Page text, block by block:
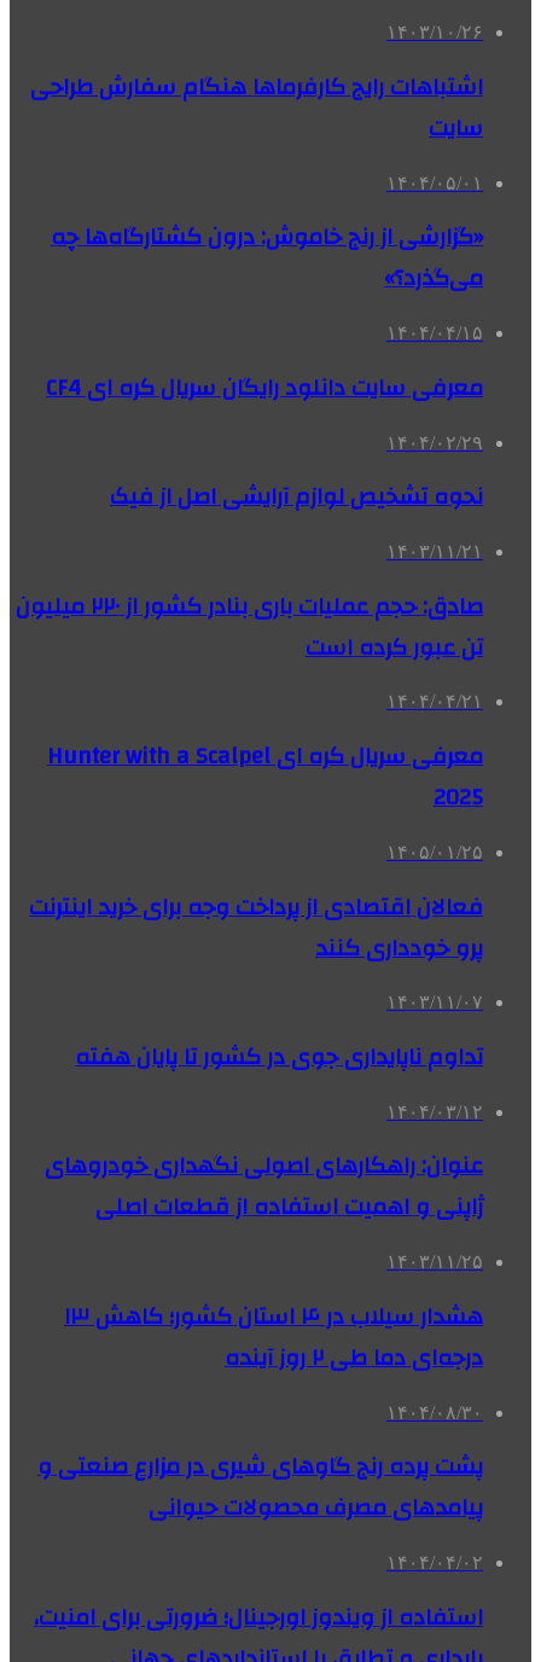
۱۴۰۳/۱۰/۲۶
اشتباهات رایج کارفرماها هنگام سفارش طراحی
سایت
۱۴۰۴/۰۵/۰۱
«گزارشی از رنج خاموش: درون کشتارگاه‌ها چه
می‌گذرد؟»
۱۴۰۴/۰۴/۱۵
معرفی سایت دانلود رایگان سریال کره ای CF4
۱۴۰۴/۰۲/۲۹
نحوه تشخیص لوازم آرایشی اصل از فیک
۱۴۰۳/۱۱/۲۱
صادق: حجم عملیات باری بنادر کشور از ۲۲۰ میلیون
تن عبور کرده است
۱۴۰۴/۰۴/۲۱
معرفی سریال کره ای Hunter with a Scalpel
2025
۱۴۰۵/۰۱/۲۵
فعالان اقتصادی از پرداخت وجه برای خرید اینترنت
پرو خودداری کنند
۱۴۰۳/۱۱/۰۷
تداوم ناپایداری جوی در کشور تا پایان هفته
۱۴۰۴/۰۳/۱۲
عنوان: راهکارهای اصولی نگهداری خودروهای
ژاپنی و اهمیت استفاده از قطعات اصلی
۱۴۰۳/۱۱/۲۵
هشدار سیلاب در ۴ استان کشور؛ کاهش ۱۳
درجه‌ای دما طی ۲ روز آینده
۱۴۰۴/۰۸/۳۰
پشت پرده رنج گاوهای شیری در مزارع صنعتی و
پیامدهای مصرف محصولات حیوانی
۱۴۰۴/۰۴/۰۲
استفاده از ویندوز اورجینال؛ ضرورتی برای امنیت،